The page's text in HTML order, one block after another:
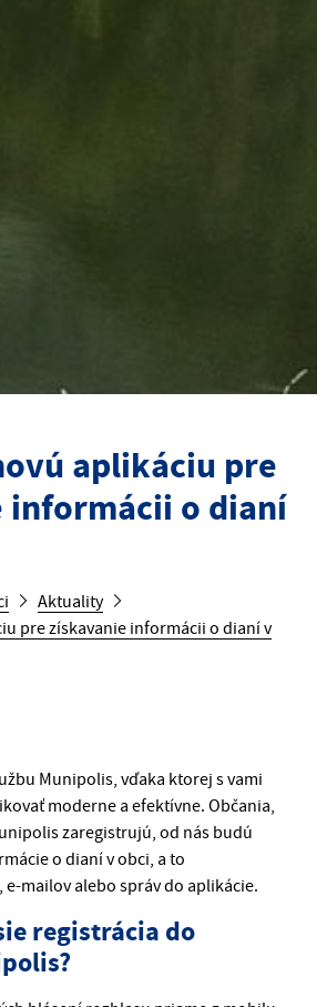
aplikáciu pre
informácii o dianí
Aktuality
pre získavanie informácii o dianí v
Munipolis, vďaka ktorej s vami
moderne a efektívne. Občania,
zaregistrujú, od nás budú
o dianí v obci, a to
mailov alebo správ do aplikácie.
registrácia do